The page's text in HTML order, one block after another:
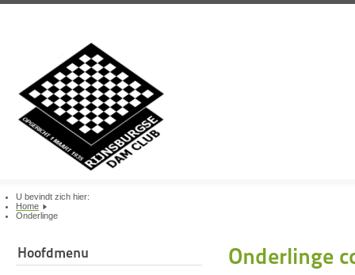
U bevindt zich hier:
Home
Onderlinge
Hoofdmenu Onderlinge